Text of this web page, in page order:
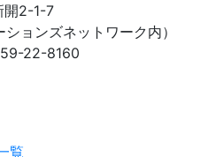
2-1-7
ョンズネットワーク内）
22-8160
覧